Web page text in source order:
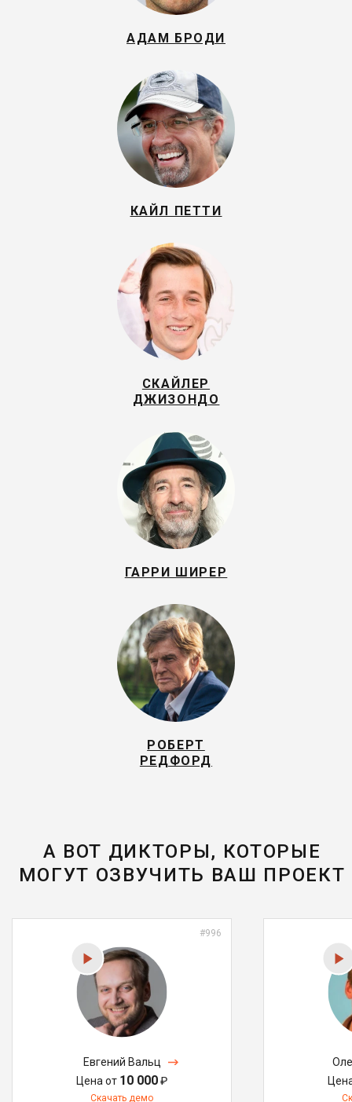
АДАМ БРОДИ
КАЙЛ ПЕТТИ
СКАЙЛЕР
ДЖИЗОНДО
ГАРРИ ШИРЕР
РОБЕРТ
РЕДФОРД
А ВОТ ДИКТОРЫ, КОТОРЫЕ
МОГУТ ОЗВУЧИТЬ ВАШ ПРОЕКТ
#996
Евгений Вальц
Цена от 10 000₽
Скачать демо